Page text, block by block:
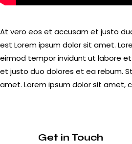
At vero eos et accusam et justo
est Lorem ipsum dolor sit amet.
eirmod tempor invidunt ut labore
et justo duo dolores et ea rebum.
amet. Lorem ipsum dolor sit amet,
Get in Touch